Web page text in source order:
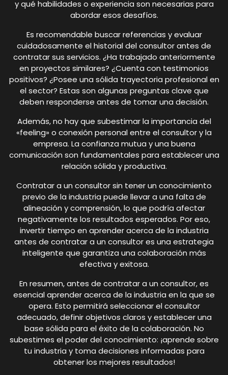
y qué habilidades o experiencia son necesarias para
abordar esos desafíos.
Es recomendable buscar referencias y evaluar
cuidadosamente el historial del consultor antes de
contratar sus servicios. ¿Ha trabajado anteriormente
en proyectos similares? ¿Cuenta con testimonios
positivos? ¿Posee una sólida trayectoria profesional en
el sector? Estas son algunas preguntas clave que
deben responderse antes de tomar una decisión.
Además, no hay que subestimar la importancia del
«feeling» o conexión personal entre el consultor y la
empresa. La confianza mutua y una buena
comunicación son fundamentales para establecer una
relación sólida y productiva.
Contratar a un consultor sin tener un conocimiento
previo de la industria puede llevar a una falta de
alineación y comprensión, lo que podría afectar
negativamente los resultados esperados. Por eso,
invertir tiempo en aprender acerca de la industria
antes de contratar a un consultor es una estrategia
inteligente que garantiza una colaboración más
efectiva y exitosa.
En resumen, antes de contratar a un consultor, es
esencial aprender acerca de la industria en la que se
opera. Esto permitirá seleccionar el consultor
adecuado, definir objetivos claros y establecer una
base sólida para el éxito de la colaboración. No
subestimes el poder del conocimiento: ¡aprende sobre
tu industria y toma decisiones informadas para
obtener los mejores resultados!